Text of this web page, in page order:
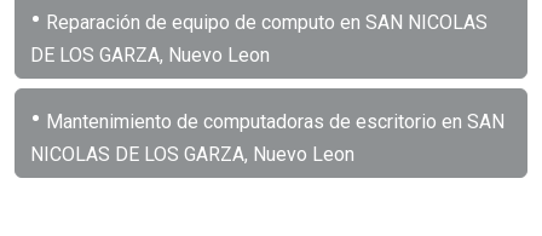
• Reparación de equipo de computo en SAN NICOLAS
DE LOS GARZA, Nuevo Leon
• Mantenimiento de computadoras de escritorio en SAN
NICOLAS DE LOS GARZA, Nuevo Leon